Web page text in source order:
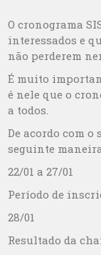
O cronograma
interessados e
não perderem
É muito
é nele que o
a todos.
De acordo com
seguinte
22/01 a 27/01
Período de
28/01
Resultado da